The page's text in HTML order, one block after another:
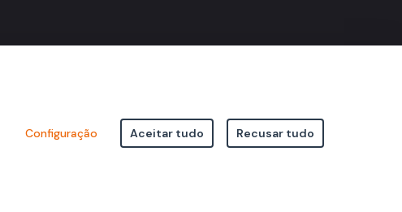
Configuração Aceitar tudo Recusar tudo